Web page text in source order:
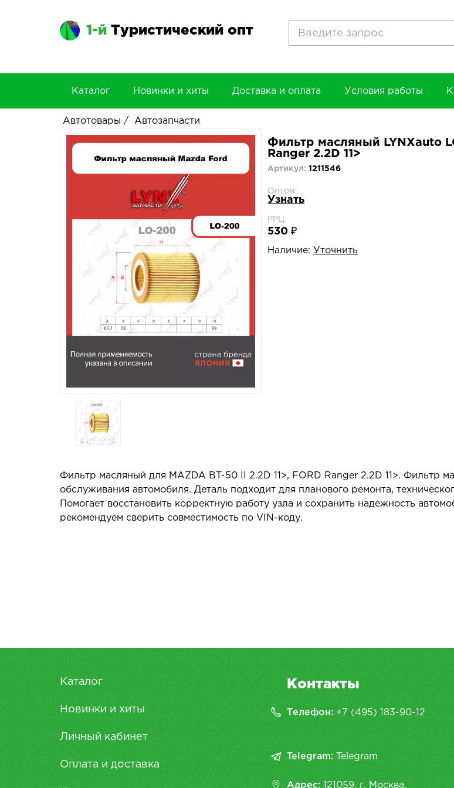
1-й Туристический опт
Каталог Новинки и хиты Доставка и оплата Условия работы
Автотовары / Автозапчасти
Фильтр масляный LYNXauto
Ranger 2.2D 11>
Артикул: 1211546
Оптом:
Узнать
РРЦ:
530 ₽
Наличие: Уточнить
Фильтр масляный для MAZDA BT-50 II 2.2D 11>, FORD Ranger 2.2D 11>. Фильтр
обслуживания автомобиля. Деталь подходит для планового ремонта,
Помогает восстановить корректную работу узла и сохранить надежность
рекомендуем сверить совместимость по VIN-коду.
Каталог
Новинки и хиты
Личный кабинет
Оплата и доставка
Контакты
Телефон: +7 (495) 183-90-12
Telegram: Telegram
Адрес: 121059, г. Москва,